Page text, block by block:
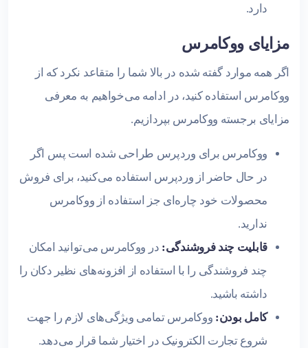
دارد.
مزایای ووکامرس
اگر همه موارد گفته شده در بالا شما را متقاعد نکرد که از
ووکامرس استفاده کنید، در ادامه می‌خواهیم به معرفی
مزایای برجسته ووکامرس بپردازیم.
ووکامرس برای وردپرس طراحی شده است پس اگر
در حال حاضر از وردپرس استفاده می‌کنید، برای فروش
محصولات خود چاره‌ای جز استفاده از ووکامرس
ندارید.
قابلیت چند فروشندگی: در ووکامرس می‌توانید امکان
چند فروشندگی را با استفاده از افزونه‌های نظیر دکان را
داشته باشید.
کامل بودن: ووکامرس تمامی ویژگی‌های لازم را جهت
شروع تجارت الکترونیک در اختیار شما قرار می‌دهد.